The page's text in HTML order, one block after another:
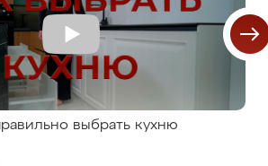
выбрать кухню